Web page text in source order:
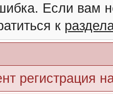
Если вам
к
регистрация